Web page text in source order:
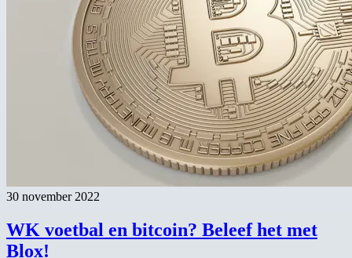
30 november 2022
WK voetbal en bitcoin? Beleef het met
Blox!